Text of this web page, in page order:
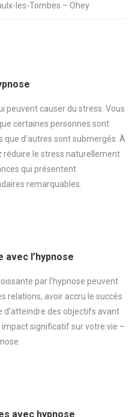
les-Tombes – Ohey
peuvent causer du stress . Vous
certaines personnes sont
que d’autres sont submergés. À
réduire le stress naturellement
qui présentent
remarquables.
l’hypnose
par l’hypnose peuvent
relations, avoir accru le succès
d’atteindre des objectifs avant
significatif sur votre vie –
avec hypnose